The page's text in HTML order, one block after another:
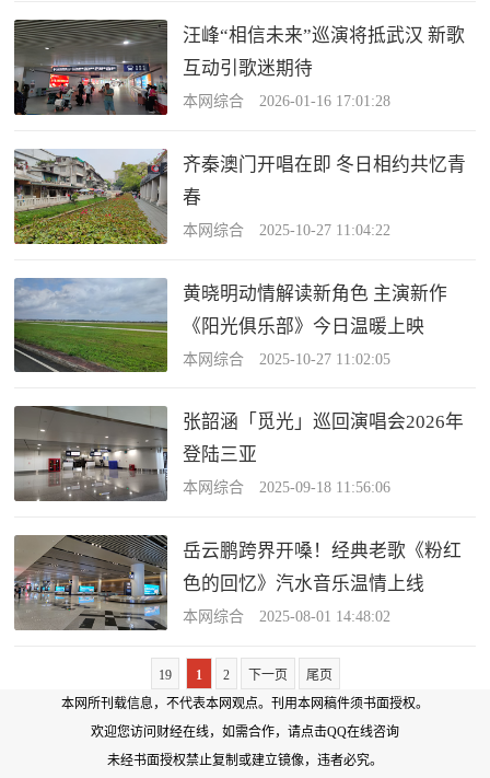
汪峰“相信未来”巡演将抵武汉 新歌
互动引歌迷期待
本网综合 2026-01-16 17:01:28
齐秦澳门开唱在即 冬日相约共忆青
春
本网综合 2025-10-27 11:04:22
黄晓明动情解读新角色 主演新作
《阳光俱乐部》今日温暖上映
本网综合 2025-10-27 11:02:05
张韶涵「觅光」巡回演唱会2026年
登陆三亚
本网综合 2025-09-18 11:56:06
岳云鹏跨界开嗓！经典老歌《粉红
色的回忆》汽水音乐温情上线
本网综合 2025-08-01 14:48:02
19 1 2 下一页
尾页
本网所刊载信息，不代表本网观点。刊用本网稿件须书面授权。
欢迎您访问财经在线，如需合作， 请点击QQ在线咨询
未经书面授权禁止复制或建立镜像，违者必究。